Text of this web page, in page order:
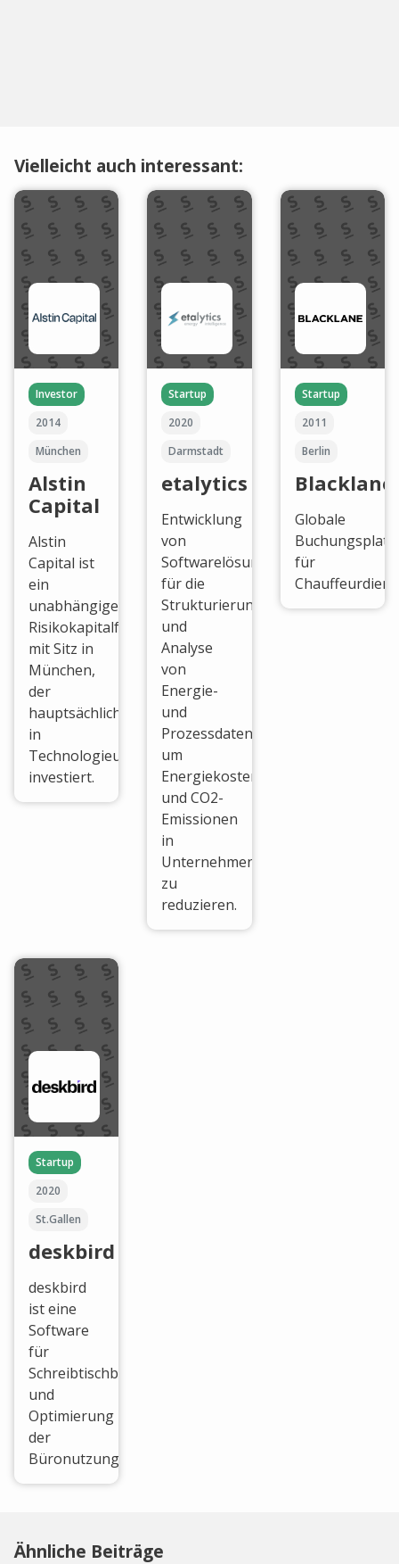
Vielleicht auch interessant:
Investor
2014
München
Alstin
Capital
Alstin
Capital ist
ein
unabhängiger
Risikokapitalfonds
mit Sitz in
München,
der
hauptsächlich
in
Technologieunternehmen
investiert.
Startup
2020
Darmstadt
etalytics
Entwicklung
von
Softwarelösungen
für die
Strukturierung
und
Analyse
von
Energie-
und
Prozessdaten,
um
Energiekosten
und CO2-
Emissionen
in
Unternehmen
zu
reduzieren.
Startup
2011
Berlin
Blacklane
Globale
für
Startup
2020
St.Gallen
deskbird
deskbird
ist eine
Software
für
Schreibtischbuchung
und
Optimierung
der
Büronutzung.
Ähnliche Beiträge